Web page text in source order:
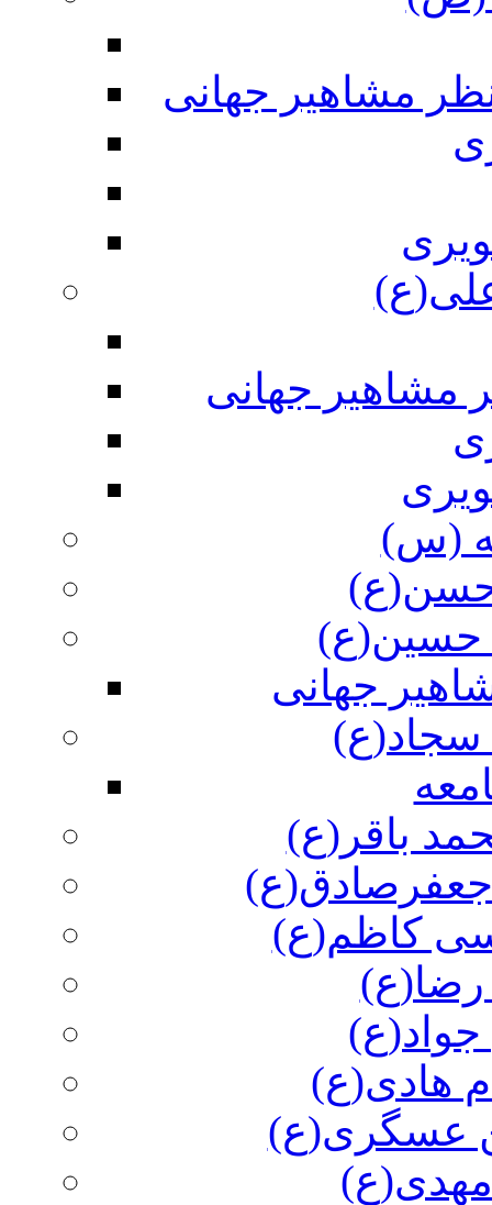
مشاهیر جهانی
مشاهیر جهانی
(س)
حسن(ع)
حسین(ع)
جهانی
سجاد(ع)
باقر(ع)
جعفرصادق(ع)
کاظم(ع)
هادی(ع)
عسگری(ع)